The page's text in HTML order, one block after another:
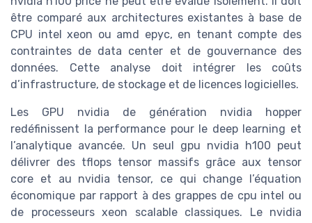
être comparé aux architectures existantes à base de
CPU intel xeon ou amd epyc, en tenant compte des
contraintes de data center et de gouvernance des
données. Cette analyse doit intégrer les coûts
d’infrastructure, de stockage et de licences logicielles.
Les GPU nvidia de génération nvidia hopper
redéfinissent la performance pour le deep learning et
l’analytique avancée. Un seul gpu nvidia h100 peut
délivrer des tflops tensor massifs grâce aux tensor
core et au nvidia tensor, ce qui change l’équation
économique par rapport à des grappes de cpu intel ou
de processeurs xeon scalable classiques. Le nvidia